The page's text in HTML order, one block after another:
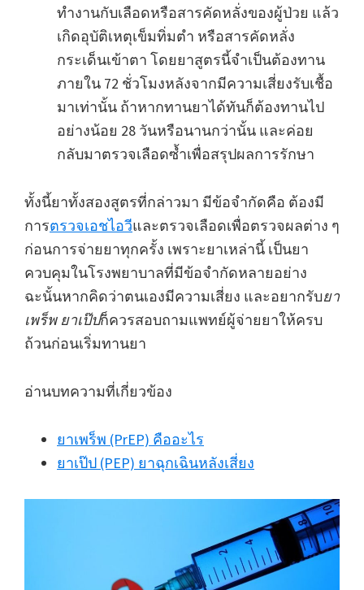
ทำงานกับเลือดหรือสารคัดหลั่งของผู้ป่วย แล้ว
เกิดอุบัติเหตุเข็มทิ่มตำ หรือสารคัดหลั่ง
กระเด็นเข้าตา โดยยาสูตรนี้จำเป็นต้องทาน
ภายใน 72 ชั่วโมงหลังจากมีความเสี่ยงรับเชื้อ
มาเท่านั้น ถ้าหากทานยาได้ทันก็ต้องทานไป
อย่างน้อย 28 วันหรือนานกว่านั้น และค่อย
กลับมาตรวจเลือดซ้ำเพื่อสรุปผลการรักษา
ทั้งนี้ยาทั้งสองสูตรที่กล่าวมา มีข้อจำกัดคือ ต้องมี
การตรวจเอชไอวีและตรวจเลือดเพื่อตรวจผลต่าง ๆ
ก่อนการจ่ายยาทุกครั้ง เพราะยาเหล่านี้ เป็นยา
ควบคุมในโรงพยาบาลที่มีข้อจำกัดหลายอย่าง
ฉะนั้นหากคิดว่าตนเองมีความเสี่ยง และอยากรับยา
เพร็พ ยาเป๊ปก็ควรสอบถามแพทย์ผู้จ่ายยาให้ครบ
ถ้วนก่อนเริ่มทานยา
อ่านบทความที่เกี่ยวข้อง
ยาเพร็พ (PrEP) คืออะไร
ยาเป๊ป (PEP) ยาฉุกเฉินหลังเสี่ยง